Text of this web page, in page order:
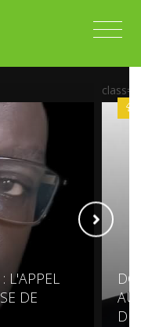
L'APPEL
DE
class=